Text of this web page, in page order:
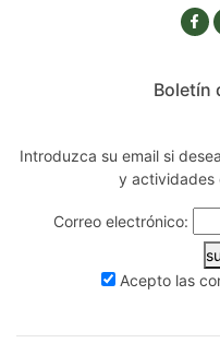
Boletín
Introduzca su email si
y
Correo electrónico:
Acepto las